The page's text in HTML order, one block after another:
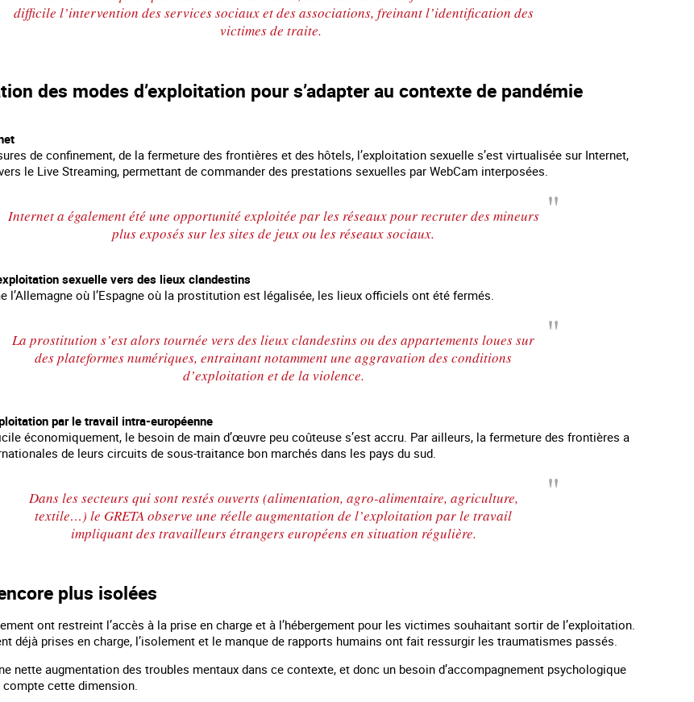
l’exploitation en marge des Information aux personnes exilées. #Invisibles : Traite des mineurs en France #Devenir : l'accompagnement des
difficile l’intervention des services sociaux et des associations, freinant l’identification des
victimes de traite.
des modes d’exploitation pour s’adapter au contexte de pandémie
de confinement, de la fermeture des frontières et des hôtels, l’exploitation sexuelle s’est virtualisée sur Internet,
le Live Streaming, permettant de commander des prestations sexuelles par WebCam interposées.
Internet a également été une opportunité exploitée par les réseaux pour recruter des mineurs
plus exposés sur les sites de jeux ou les réseaux sociaux.
sexuelle vers des lieux clandestins
l’Allemagne où l’Espagne où la prostitution est légalisée, les lieux officiels ont été fermés.
La prostitution s’est alors tournée vers des lieux clandestins ou des appartements loues sur
des plateformes numériques, entrainant notamment une aggravation des conditions
d’exploitation et de la violence.
par le travail intra-européenne
économiquement, le besoin de main d’œuvre peu coûteuse s’est accru. Par ailleurs, la fermeture des frontières a
de leurs circuits de sous-traitance bon marchés dans les pays du sud.
Dans les secteurs qui sont restés ouverts (alimentation, agro-alimentaire, agriculture,
textile…) le GRETA observe une réelle augmentation de l’exploitation par le travail
impliquant des travailleurs étrangers européens en situation régulière.
plus isolées
ont restreint l’accès à la prise en charge et à l’hébergement pour les victimes souhaitant sortir de l’exploitation.
déjà prises en charge, l’isolement et le manque de rapports humains ont fait ressurgir les traumatismes passés.
nette augmentation des troubles mentaux dans ce contexte, et donc un besoin d’accompagnement psychologique
cette dimension.